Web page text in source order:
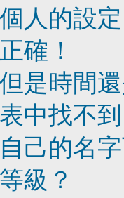
人的設
確！
是時間
中找不
己的名
級？